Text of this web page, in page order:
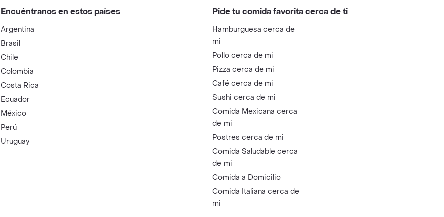
Encuéntranos en estos países
Argentina
Brasil
Chile
Colombia
Costa Rica
Ecuador
México
Perú
Uruguay
Pide tu comida favorita cerca de ti
Hamburguesa cerca de
mi
Pollo cerca de mi
Pizza cerca de mi
Café cerca de mi
Sushi cerca de mi
Comida Mexicana cerca
de mi
Postres cerca de mi
Comida Saludable cerca
de mi
Comida a Domicilio
Comida Italiana cerca de
mi